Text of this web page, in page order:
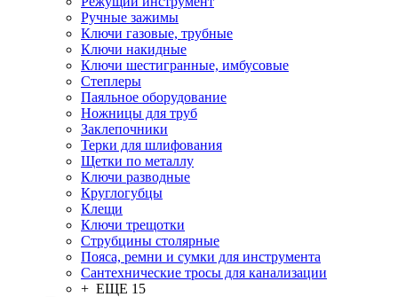
Ручные зажимы
Ключи газовые, трубные
Ключи накидные
Ключи шестигранные, имбусовые
Степлеры
Паяльное оборудование
Ножницы для труб
Заклепочники
Терки для шлифования
Щетки по металлу
Ключи разводные
Круглогубцы
Клещи
Ключи трещотки
Струбцины столярные
Пояса, ремни и сумки для инструмента
Сантехнические тросы для канализации
+ ЕЩЕ 15